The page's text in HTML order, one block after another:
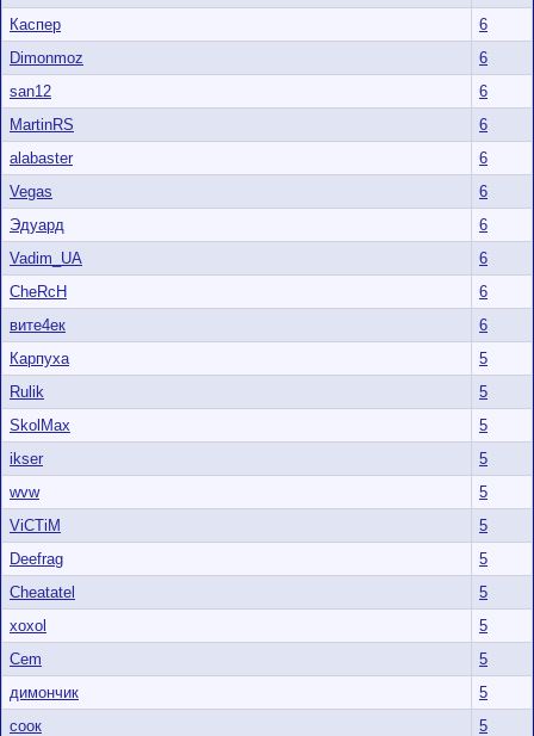
Каспер
6
Dimonmoz
6
san12
6
MartinRS
6
alabaster
6
Vegas
6
Эдуард
6
Vadim_UA
6
CheRcH
6
вите4ек
6
Карпуха
5
Rulik
5
SkolMax
5
ikser
5
wvw
5
ViCTiM
5
Deefrag
5
Cheatatel
5
хохоl
5
Cem
5
димончик
5
соок
5